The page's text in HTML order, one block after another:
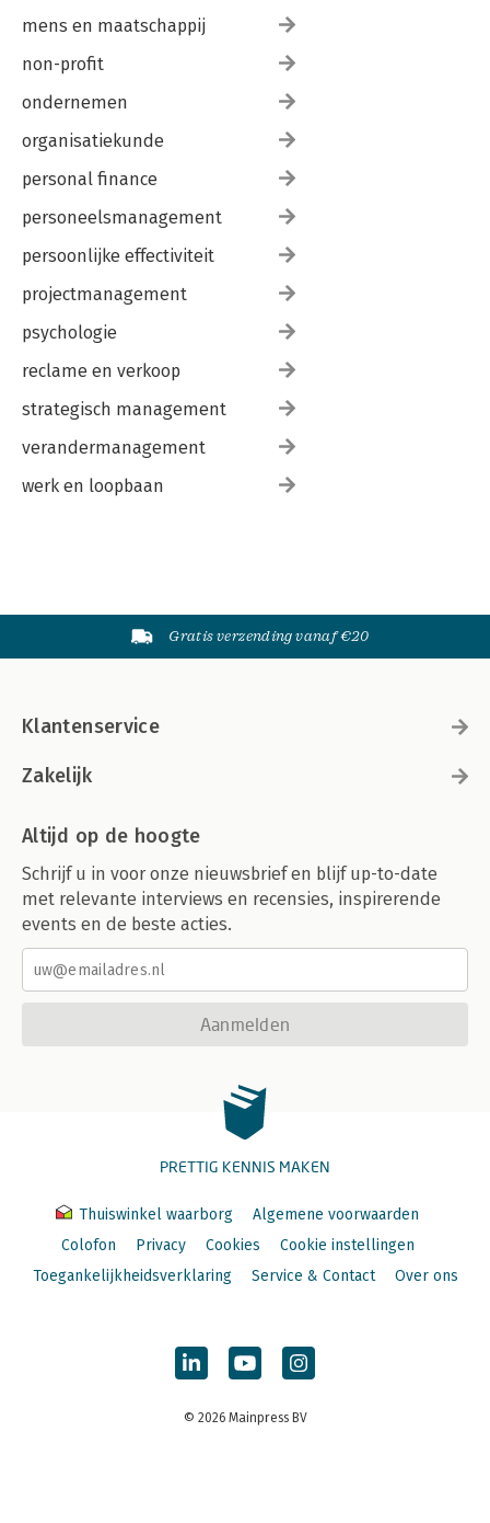
mens en maatschappij
non-profit
ondernemen
organisatiekunde
personal finance
personeelsmanagement
persoonlijke effectiviteit
projectmanagement
psychologie
reclame en verkoop
strategisch management
verandermanagement
werk en loopbaan
Gratis verzending vanaf €20
Klantenservice
Zakelijk
Altijd op de hoogte
Schrijf u in voor onze nieuwsbrief en blijf up-to-date
met relevante interviews en recensies, inspirerende
events en de beste acties.
Aanmelden
PRETTIG KENNIS MAKEN
Thuiswinkel waarborg
Algemene voorwaarden
Colofon
Privacy Cookies
Cookie instellingen
Toegankelijkheidsverklaring
Service & Contact Over ons
© 2026 Mainpress BV